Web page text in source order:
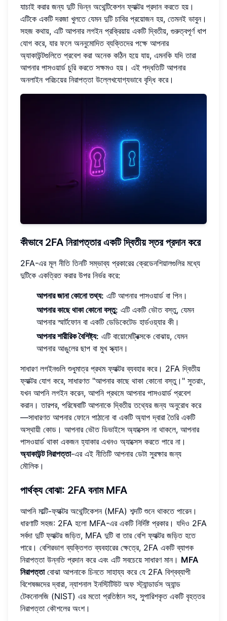
যাচাই করার জন্য দুটি ভিন্ন অথেন্টিকেশন ফ্যাক্টর প্রদান করতে হয়।
এটিকে একটি দরজা খুলতে যেমন দুটি চাবির প্রয়োজন হয়, তেমনই ভাবুন।
সহজ কথায়, এটি আপনার লগইন প্রক্রিয়ায় একটি দ্বিতীয়, গুরুত্বপূর্ণ ধাপ
যোগ করে, যার ফলে অননুমোদিত ব্যক্তিদের পক্ষে আপনার
অ্যাকাউন্টগুলিতে প্রবেশ করা অনেক কঠিন হয়ে যায়, এমনকি যদি তারা
আপনার পাসওয়ার্ড চুরি করতে সক্ষমও হয়। এই পদ্ধতিটি আপনার
অনলাইন পরিচয়ের নিরাপত্তা উল্লেখযোগ্যভাবে বৃদ্ধি করে।
কীভাবে 2FA নিরাপত্তার একটি দ্বিতীয় স্তর প্রদান করে
2FA-এর মূল নীতি তিনটি সম্ভাব্য প্রকারের ক্রেডেনশিয়ালগুলির মধ্যে
দুটিকে একত্রিত করার উপর নির্ভর করে:
আপনার জানা কোনো তথ্য: এটি আপনার পাসওয়ার্ড বা পিন।
আপনার কাছে থাকা কোনো বস্তু: এটি একটি ভৌত বস্তু, যেমন
আপনার স্মার্টফোন বা একটি ডেডিকেটেড হার্ডওয়্যার কী।
আপনার শারীরিক বৈশিষ্ট্য: এটি বায়োমেট্রিক্সকে বোঝায়, যেমন
আপনার আঙুলের ছাপ বা মুখ স্ক্যান।
সাধারণ লগইনগুলি শুধুমাত্র প্রথম ফ্যাক্টর ব্যবহার করে। 2FA দ্বিতীয়
ফ্যাক্টর যোগ করে, সাধারণত "আপনার কাছে থাকা কোনো বস্তু।" সুতরাং,
যখন আপনি লগইন করেন, আপনি প্রথমে আপনার পাসওয়ার্ড প্রবেশ
করান। তারপর, পরিষেবাটি আপনাকে দ্বিতীয় তথ্যের জন্য অনুরোধ করে
—সাধারণত আপনার ফোনে পাঠানো বা একটি অ্যাপ দ্বারা তৈরি একটি
অস্থায়ী কোড। আপনার ভৌত ডিভাইসে অ্যাক্সেস না থাকলে, আপনার
পাসওয়ার্ড থাকা একজন হ্যাকার এখনও অ্যাক্সেস করতে পারে না।
অ্যাকাউন্ট নিরাপত্তা-এর এই নীতিটি আপনার ডেটা সুরক্ষার জন্য
মৌলিক।
পার্থক্য বোঝা: 2FA বনাম MFA
আপনি মাল্টি-ফ্যাক্টর অথেন্টিকেশন (MFA) শব্দটি শুনে থাকতে পারেন।
ধারণাটি সহজ: 2FA হলো MFA-এর একটি নির্দিষ্ট প্রকার। যদিও 2FA
সর্বদা দুটি ফ্যাক্টর জড়িত, MFA দুটি বা তার বেশি ফ্যাক্টর জড়িত হতে
পারে। বেশিরভাগ ব্যক্তিগত ব্যবহারের ক্ষেত্রে, 2FA একটি ব্যাপক
নিরাপত্তা উন্নতি প্রদান করে এবং এটি সবচেয়ে সাধারণ মান। MFA
নিরাপত্তাবোঝা আপনাকে চিনতে সাহায্য করে যে 2FA বিশ্বব্যাপী
বিশেষজ্ঞদের দ্বারা, ন্যাশনাল ইনস্টিটিউট অফ স্ট্যান্ডার্ডস অ্যান্ড
টেকনোলজি (NIST) এর মতো প্রতিষ্ঠান সহ, সুপারিশকৃত একটি বৃহত্তর
নিরাপত্তা কৌশলের অংশ।